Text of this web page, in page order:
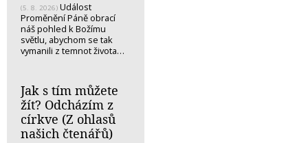
(5. 8. 2026) Událost
Proměnění Páně obrací
náš pohled k Božímu
světlu, abychom se tak
vymanili z temnot života…
Jak s tím můžete
žít? Odcházím z
církve (Z ohlasů
našich čtenářů)